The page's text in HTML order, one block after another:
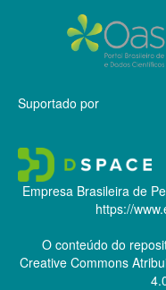
Suportado por
Empresa Brasileira de
https://
O conteúdo do
Creative Commons